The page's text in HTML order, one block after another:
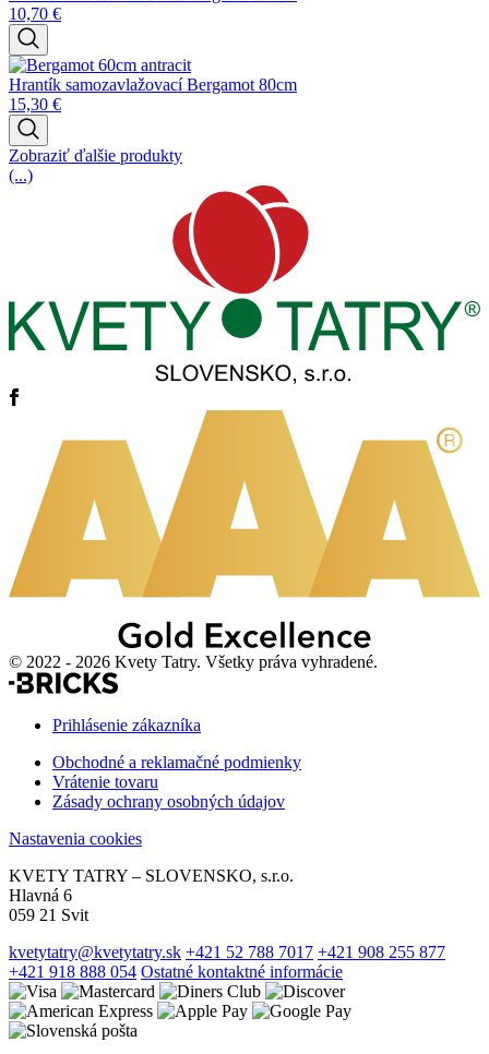
10,70 €
Hrantík samozavlažovací Bergamot 80cm
15,30 €
Zobraziť ďalšie produkty
(...)
© 2022 - 2026 Kvety Tatry. Všetky práva vyhradené.
Prihlásenie zákazníka
Obchodné a reklamačné podmienky
Vrátenie tovaru
Zásady ochrany osobných údajov
Nastavenia cookies
KVETY TATRY – SLOVENSKO, s.r.o.
Hlavná 6
059 21 Svit
kvetytatry@kvetytatry.sk +421 52 788 7017 +421 908 255 877
+421 918 888 054 Ostatné kontaktné informácie